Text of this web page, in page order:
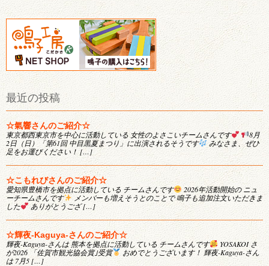
最近の投稿
☆氣響さんのご紹介☆
東京都西東京市を中心に活動している 女性のよさこいチームさんです
8月
2日（日）「第61回 中目黒夏まつり」に出演されるそうです
みなさま、ぜひ
足をお運びください！ […]
☆こもれびさんのご紹介☆
愛知県豊橋市を拠点に活動している チームさんです
2026年活動開始の ニュ
ーチームさんです
メンバーも増えそうとのことで 鳴子も追加注文いただきま
した
ありがとうござ […]
☆輝夜-Kaguya-さんのご紹介☆
輝夜-Kaguya-さんは 熊本を拠点に活動している チームさんです
YOSAKOI さ
が2026 「佐賀市観光協会賞｣受賞
おめでとうございます！ 輝夜-Kaguya-さん
は 7月5 […]